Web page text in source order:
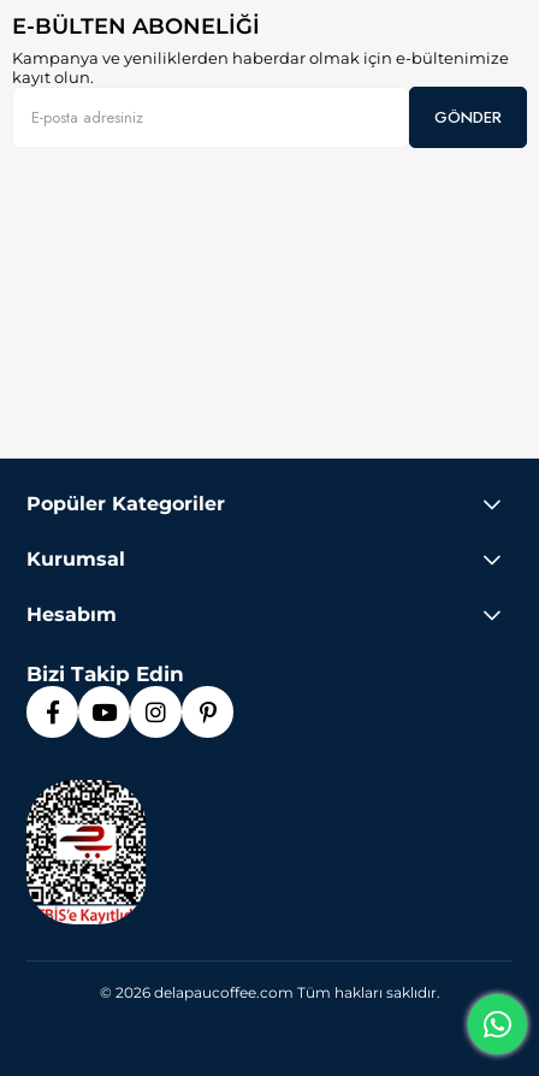
E-BÜLTEN ABONELİĞİ
Kampanya ve yeniliklerden haberdar olmak için e-bültenimize
kayıt olun.
GÖNDER
Popüler Kategoriler
Kurumsal
Hesabım
Bizi Takip Edin
© 2026 delapaucoffee.com Tüm hakları saklıdır.